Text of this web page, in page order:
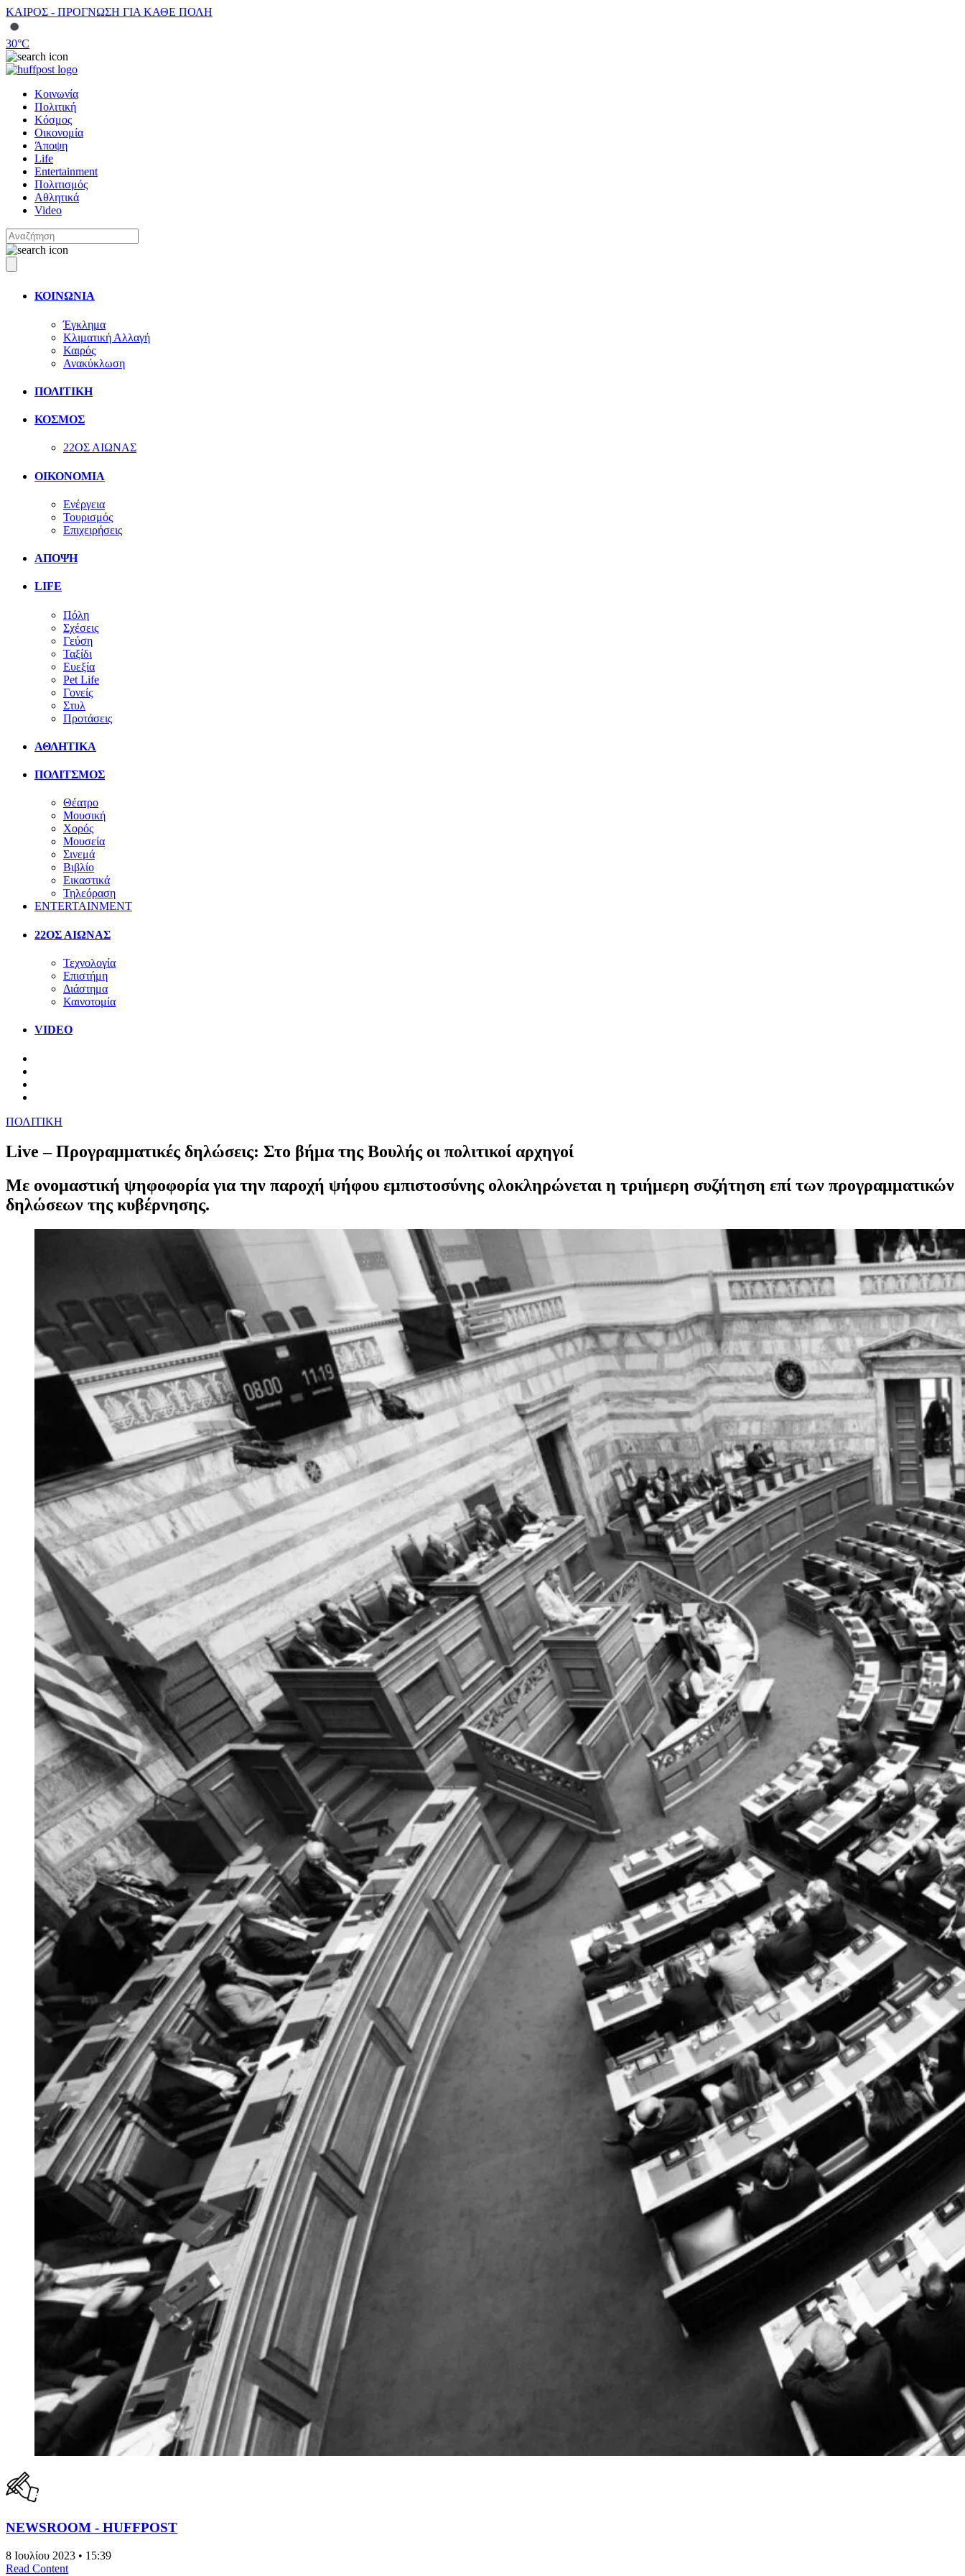
ΚΑΙΡΟΣ - ΠΡΟΓΝΩΣΗ ΓΙΑ ΚΑΘΕ ΠΟΛΗ
30°C
Κοινωνία
Πολιτική
Κόσμος
Οικονομία
Άποψη
Life
Entertainment
Πολιτισμός
Αθλητικά
Video
ΚΟΙΝΩΝΙΑ
Έγκλημα
Κλιματική Αλλαγή
Καιρός
Ανακύκλωση
ΠΟΛΙΤΙΚΗ
ΚΟΣΜΟΣ
22ΟΣ ΑΙΩΝΑΣ
ΟΙΚΟΝΟΜΙΑ
Ενέργεια
Τουρισμός
Επιχειρήσεις
ΑΠΟΨΗ
LIFE
Πόλη
Σχέσεις
Γεύση
Ταξίδι
Ευεξία
Pet Life
Γονείς
Στυλ
Προτάσεις
ΑΘΛΗΤΙΚΑ
ΠΟΛΙΤΣΜΟΣ
Θέατρο
Μουσική
Χορός
Μουσεία
Σινεμά
Βιβλίο
Εικαστικά
Τηλεόραση
ENTERTAINMENT
22ΟΣ ΑΙΩΝΑΣ
Τεχνολογία
Επιστήμη
Διάστημα
Καινοτομία
VIDEO
ΠΟΛΙΤΙΚΗ
Live – Προγραμματικές δηλώσεις: Στο βήμα της Βουλής οι πολιτικοί αρχηγοί
Με ονομαστική ψηφοφορία για την παροχή ψήφου εμπιστοσύνης ολοκληρώνεται η τριήμερη συζήτηση επί των προγραμματικών
δηλώσεων της κυβέρνησης.
NEWSROOM - HUFFPOST
8 Ιουλίου 2023 • 15:39
Read Content